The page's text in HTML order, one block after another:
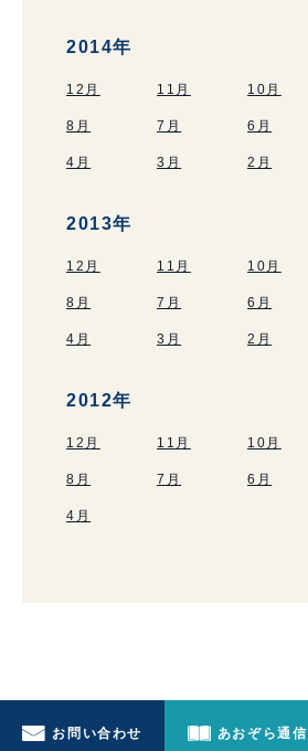
2014年
12月 11月 10月
8月 7月 6月
4月 3月 2月
2013年
12月 11月 10月
8月 7月 6月
4月 3月 2月
2012年
12月 11月 10月
8月 7月 6月
4月
お問い合わせ あおぞら通信